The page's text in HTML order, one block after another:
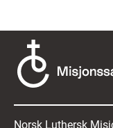
Norsk Luthersk